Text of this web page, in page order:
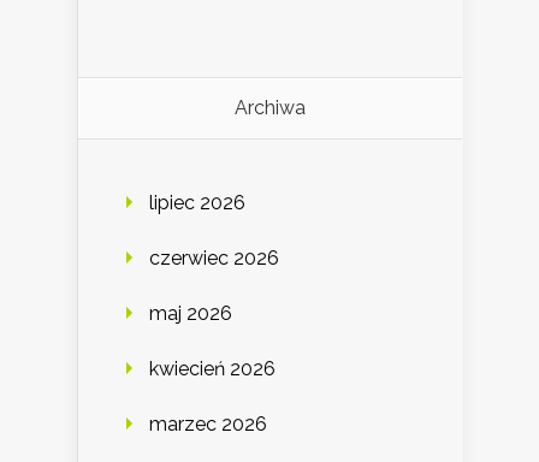
Archiwa
lipiec 2026
czerwiec 2026
maj 2026
kwiecień 2026
marzec 2026